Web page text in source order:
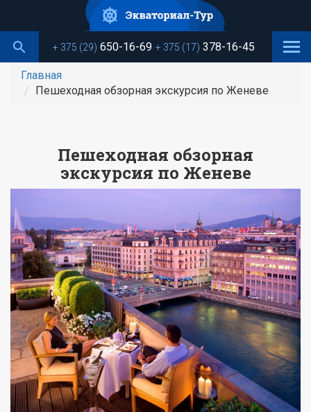
основному
содержанию+ 375 (29) 650-16-69 + 375 (17) 378-16-45
Главная
Пешеходная обзорная экскурсия по Женеве
Пешеходная обзорная
экскурсия по Женеве